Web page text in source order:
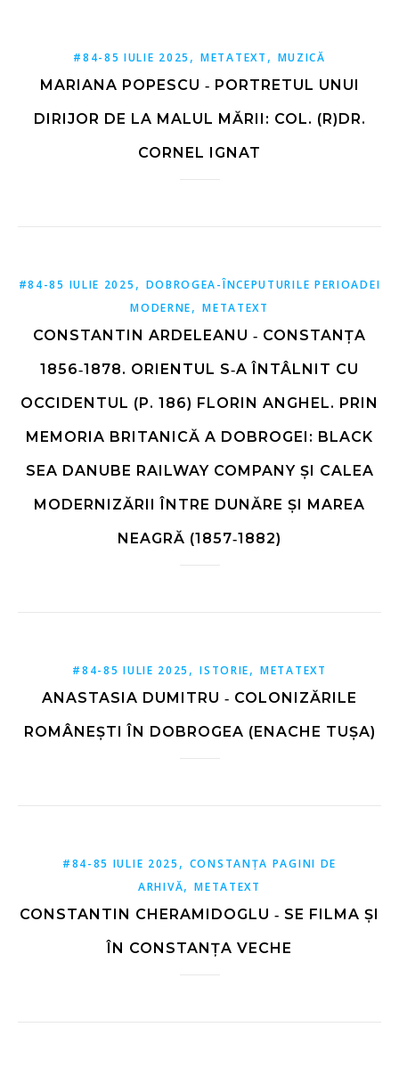
#84-85 IULIE 2025 ,METATEXT , MUZICĂ
MARIANA POPESCU ‑ PORTRETUL UNUI
DIRIJOR DE LA MALUL MĂRII: COL. (R)DR.
CORNEL IGNAT
#84-85 IULIE 2025 , DOBROGEA-ÎNCEPUTURILE PERIOADEI
MODERNE,METATEXT
CONSTANTIN ARDELEANU ‑ CONSTANȚA
1856‑1878. ORIENTUL S‑A ÎNTÂLNIT CU
OCCIDENTUL (P. 186) FLORIN ANGHEL. PRIN
MEMORIA BRITANICĂ A DOBROGEI: BLACK
SEA DANUBE RAILWAY COMPANY ȘI CALEA
MODERNIZĂRII ÎNTRE DUNĂRE ȘI MAREA
NEAGRĂ (1857‑1882)
#84-85 IULIE 2025 ,ISTORIE,METATEXT
ANASTASIA DUMITRU ‑ COLONIZĂRILE
ROMÂNEȘTI ÎN DOBROGEA (ENACHE TUȘA)
#84-85 IULIE 2025 , CONSTANȚA PAGINI DE
ARHIVĂ,METATEXT
CONSTANTIN CHERAMIDOGLU ‑ SE FILMA ȘI
ÎN CONSTANȚA VECHE